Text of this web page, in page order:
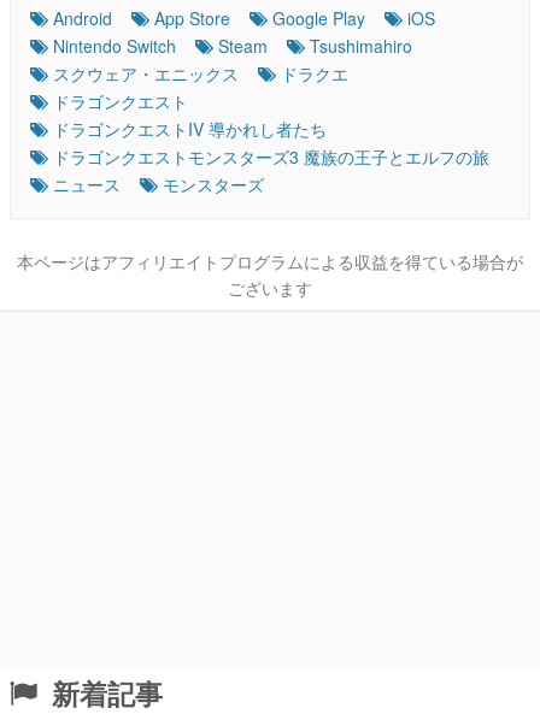
Android App Store Google Play
iOS
Nintendo Switch
Steam
Tsushimahiro
スクウェア・エニックス
ドラクエ
ドラゴンクエスト
ドラゴンクエストIV 導かれし者たち
ドラゴンクエストモンスターズ3 魔族の王子とエルフの旅
ニュース
モンスターズ
本ページはアフィリエイトプログラムによる収益を得ている場合が
ございます
新着記事